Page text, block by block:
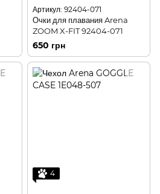
Артикул: 92404-071
Очки для плавания Arena
ZOOM X-FIT 92404-071
650 грн
4